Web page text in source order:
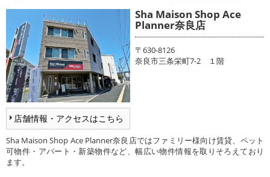
店舗情報・アクセスはこちら
Sha Maison Shop Ace
Planner奈良店
〒630-8126
奈良市三条栄町7-2 １階
Sha Maison Shop Ace Planner奈良店ではファミリー様向け賃貸、ペット
可物件・アパート・新築物件など、幅広い物件情報を取りそろえており
ます。